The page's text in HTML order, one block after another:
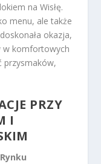
na Wisłę.
menu, ale także
okazja,
w komfortowych
przysmaków,
PRZY
I
Rynku